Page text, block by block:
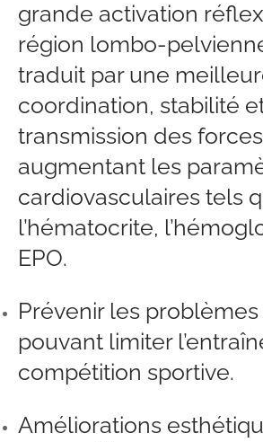
grande activation
région lombo-
traduit par une
coordination, stabilité
transmission des
augmentant les
cardiovasculaires tels
l’hématocrite,
EPO.
Prévenir les
pouvant limiter
compétition sportive.
Améliorations